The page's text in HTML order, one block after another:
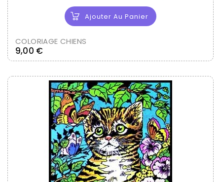
Ajouter Au Panier
COLORIAGE CHIENS
9,00 €Prix